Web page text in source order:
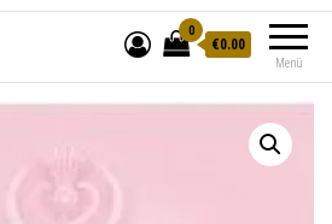
Menü
0
€0.00